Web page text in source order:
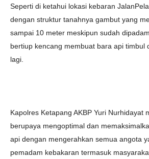
Seperti di ketahui lokasi kebaran
dengan struktur tanahnya gambut yang
sampai 10 meter meskipun sudah
bertiup kencang membuat bara api timbul
lagi.
Kapolres Ketapang AKBP Yuri Nurhidayat
berupaya mengoptimal dan
api dengan mengerahkan semua angota
pemadam kebakaran termasuk